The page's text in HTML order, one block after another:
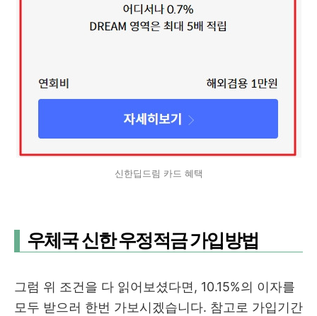
신한딥드림 카드 혜택
우체국 신한 우정적금 가입방법
그럼 위 조건을 다 읽어보셨다면, 10.15%의 이자를
모두 받으러 한번 가보시겠습니다. 참고로 가입기간